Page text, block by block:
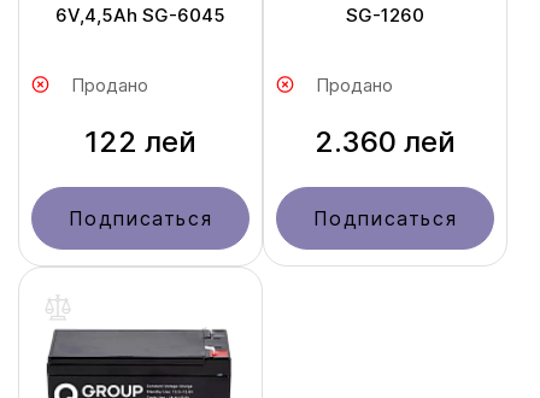
6V,4,5Ah SG-6045
Продано
122 лей
Подписаться
SG-1260
Продано
2.360 лей
Подписаться